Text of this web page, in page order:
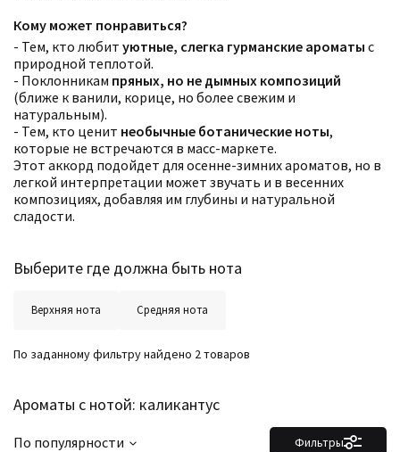
Кому может понравиться?
- Тем, кто любит уютные, слегка гурманские ароматы с
природной теплотой.
- Поклонникам пряных, но не дымных композиций
(ближе к ванили, корице, но более свежим и
натуральным).
- Тем, кто ценит необычные ботанические ноты,
которые не встречаются в масс-маркете.
Этот аккорд подойдет для осенне-зимних ароматов, но в
легкой интерпретации может звучать и в весенних
композициях, добавляя им глубины и натуральной
сладости.
Выберите где должна быть нота
Верхняя нота Средняя нота
Ароматы с нотой: каликантус
По заданному фильтру найдено 2 товаров
Фильтры
По популярности
Фильтры Сбросить все
Для кого
Ноты
Бренды